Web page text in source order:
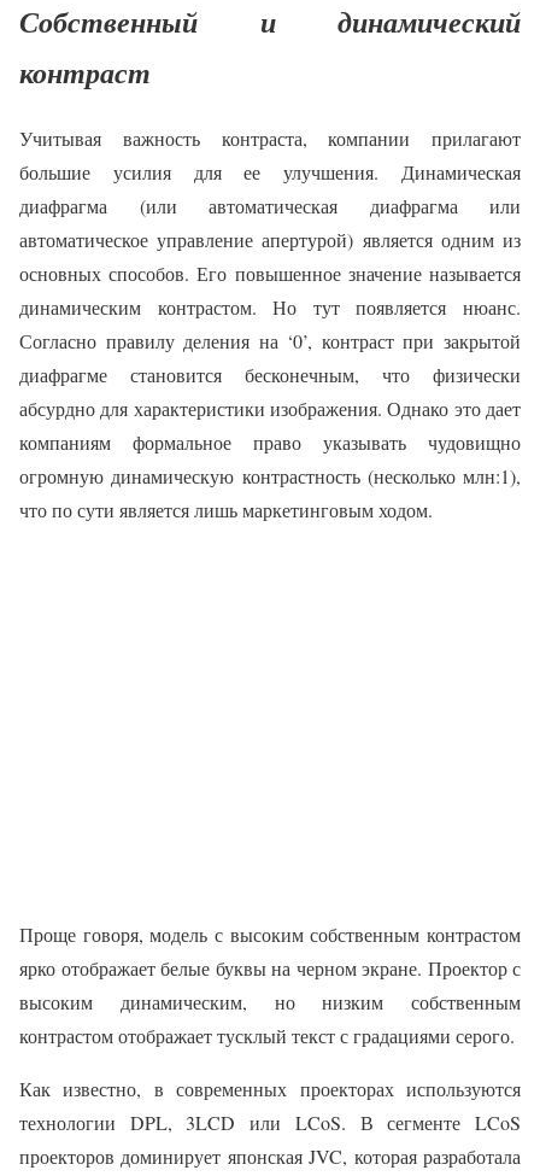
Собственный и динамический
контраст
Учитывая важность контраста, компании прилагают
большие усилия для ее улучшения. Динамическая
диафрагма (или автоматическая диафрагма или
автоматическое управление апертурой) является одним из
основных способов. Его повышенное значение называется
динамическим контрастом. Но тут появляется нюанс.
Согласно правилу деления на ‘0’, контраст при закрытой
диафрагме становится бесконечным, что физически
абсурдно для характеристики изображения. Однако это дает
компаниям формальное право указывать чудовищно
огромную динамическую контрастность (несколько млн:1),
что по сути является лишь маркетинговым ходом.
Проще говоря, модель с высоким собственным контрастом
ярко отображает белые буквы на черном экране. Проектор с
высоким динамическим, но низким собственным
контрастом отображает тусклый текст с градациями серого.
Как известно, в современных проекторах используются
технологии DPL, 3LCD или LCoS. В сегменте LCoS
проекторов доминирует японская JVC, которая разработала